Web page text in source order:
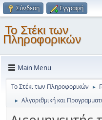
Σύνδεση Εγγραφή
Το Στέκι των
Πληροφορικών
Main Menu
Το Στέκι των Πληροφορικών ►
► Αλγοριθμική και